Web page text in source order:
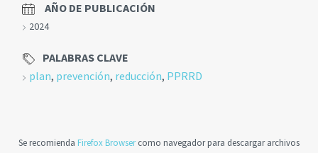
AÑO DE PUBLICACIÓN
2024
PALABRAS CLAVE
plan, prevención, reducción, PPRRD
Se recomienda Firefox Browsercomo navegador para descargar archivos